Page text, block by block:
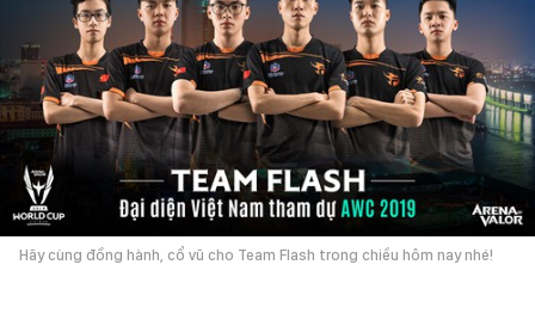
Hãy cùng đồng hành, cổ vũ cho Team Flash trong chiều hôm nay nhé!